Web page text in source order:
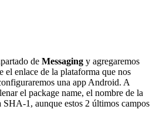
de Messaging y agregaremos
el enlace de la plataforma que nos
una app Android. A
el package name, el nombre de la
1, aunque estos 2 últimos campos